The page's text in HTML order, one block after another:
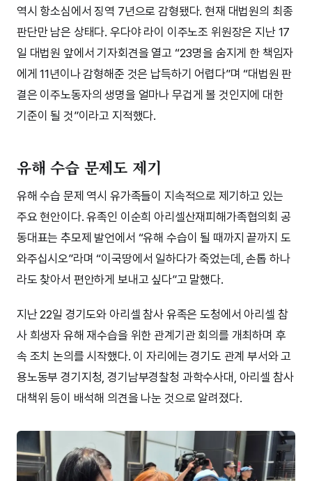
역시 항소심에서 징역 7년으로 감형됐다. 현재 대법원의 최종
판단만 남은 상태다. 우다야 라이 이주노조 위원장은 지난 17
일 대법원 앞에서 기자회견을 열고 “23명을 숨지게 한 책임자
에게 11년이나 감형해준 것은 납득하기 어렵다”며 “대법원 판
결은 이주노동자의 생명을 얼마나 무겁게 볼 것인지에 대한
기준이 될 것”이라고 지적했다.
유해 수습 문제도 제기
유해 수습 문제 역시 유가족들이 지속적으로 제기하고 있는
주요 현안이다. 유족인 이순희 아리셀산재피해가족협의회 공
동대표는 추모제 발언에서 “유해 수습이 될 때까지 끝까지 도
와주십시오”라며 “이국땅에서 일하다가 죽었는데, 손톱 하나
라도 찾아서 편안하게 보내고 싶다”고 말했다.
지난 22일 경기도와 아리셀 참사 유족은 도청에서 아리셀 참
사 희생자 유해 재수습을 위한 관계기관 회의를 개최하며 후
속 조치 논의를 시작했다. 이 자리에는 경기도 관계 부서와 고
용노동부 경기지청, 경기남부경찰청 과학수사대, 아리셀 참사
대책위 등이 배석해 의견을 나눈 것으로 알려졌다.